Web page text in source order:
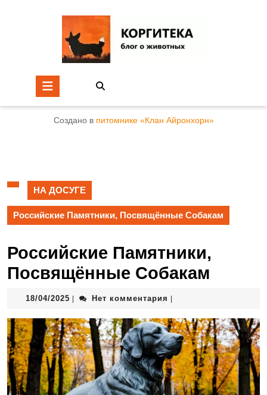
Создано в питомнике «Клан Айронхорн»
НА ДОСУГЕ
Российские Памятники, Посвящённые Собакам
Российские Памятники,
Посвящённые Собакам
18/04/2025 Нет комментария